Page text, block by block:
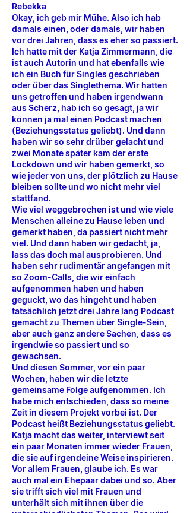
Rebekka
Okay, ich geb mir Mühe. Also ich hab
damals einen, oder damals, wir haben
vor drei Jahren, dass es eher so passiert.
Ich hatte mit der Katja Zimmermann, die
ist auch Autorin und hat ebenfalls wie
ich ein Buch für Singles geschrieben
oder über das Singlethema. Wir hatten
uns getroffen und haben irgendwann
aus Scherz, hab ich so gesagt, ja wir
können ja mal einen Podcast machen
(Beziehungsstatus geliebt). Und dann
haben wir so sehr drüber gelacht und
zwei Monate später kam der erste
Lockdown und wir haben gemerkt, so
wie jeder von uns, der plötzlich zu Hause
bleiben sollte und wo nicht mehr viel
stattfand.
Wie viel weggebrochen ist und wie viele
Menschen alleine zu Hause leben und
gemerkt haben, da passiert nicht mehr
viel. Und dann haben wir gedacht, ja,
lass das doch mal ausprobieren. Und
haben sehr rudimentär angefangen mit
so Zoom-Calls, die wir einfach
aufgenommen haben und haben
geguckt, wo das hingeht und haben
tatsächlich jetzt drei Jahre lang Podcast
gemacht zu Themen über Single-Sein,
aber auch ganz andere Sachen, dass es
irgendwie so passiert und so
gewachsen.
Und diesen Sommer, vor ein paar
Wochen, haben wir die letzte
gemeinsame Folge aufgenommen. Ich
habe mich entschieden, dass so meine
Zeit in diesem Projekt vorbei ist. Der
Podcast heißt Beziehungsstatus geliebt.
Katja macht das weiter, interviewt seit
ein paar Monaten immer wieder Frauen,
die sie auf irgendeine Weise inspirieren.
Vor allem Frauen, glaube ich. Es war
auch mal ein Ehepaar dabei und so. Aber
sie trifft sich viel mit Frauen und
unterhält sich mit ihnen über die